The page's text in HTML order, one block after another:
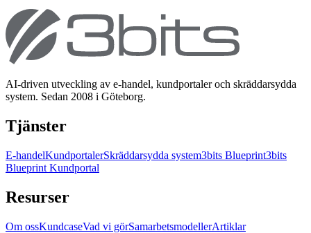
AI-driven utveckling av e-handel, kundportaler och skräddarsydda
system. Sedan 2008 i Göteborg.
Tjänster
E-handelKundportalerSkräddarsydda system3bits Blueprint3bits
Blueprint Kundportal
Resurser
Om ossKundcaseVad vi görSamarbetsmodellerArtiklar